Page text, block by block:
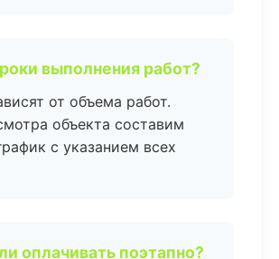
выполнения работ?
от объема работ.
объекта составим
с указанием всех
оплачивать поэтапно?